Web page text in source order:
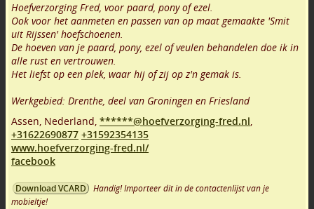
Hoefverzorging Fred, voor paard, pony of ezel.
Ook voor het aanmeten en passen van op maat gemaakte 'Smit
uit Rijssen' hoefschoenen.
De hoeven van je paard, pony, ezel of veulen behandelen doe ik in
alle rust en vertrouwen.
Het liefst op een plek, waar hij of zij op z'n gemak is.
Werkgebied: Drenthe, deel van Groningen en Friesland
Assen, Nederland, ******@hoefverzorging-fred.nl,
+31622690877 +31592354135
www.hoefverzorging-fred.nl/
facebook
Download VCARD
Handig! Importeer dit in de contactenlijst van je
mobieltje!